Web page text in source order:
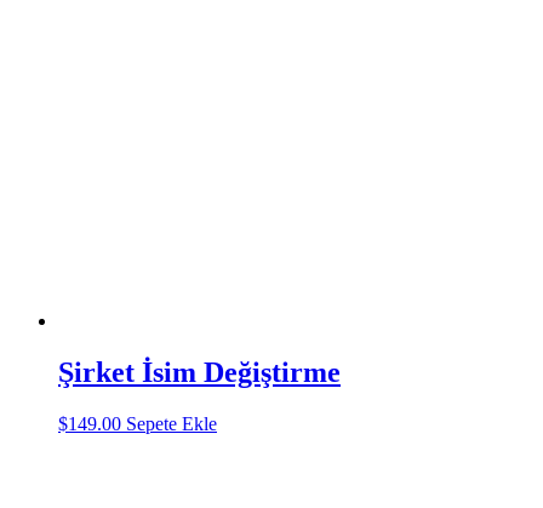
Şirket İsim Değiştirme
$149.00 Sepete Ekle